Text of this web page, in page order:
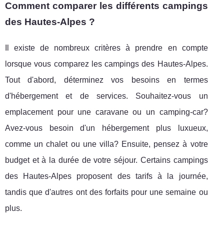
Comment comparer les différents campings
des Hautes-Alpes ?
Il existe de nombreux critères à prendre en compte
lorsque vous comparez les campings des Hautes-Alpes.
Tout d'abord, déterminez vos besoins en termes
d'hébergement et de services. Souhaitez-vous un
emplacement pour une caravane ou un camping-car?
Avez-vous besoin d'un hébergement plus luxueux,
comme un chalet ou une villa? Ensuite, pensez à votre
budget et à la durée de votre séjour. Certains campings
des Hautes-Alpes proposent des tarifs à la journée,
tandis que d'autres ont des forfaits pour une semaine ou
plus.